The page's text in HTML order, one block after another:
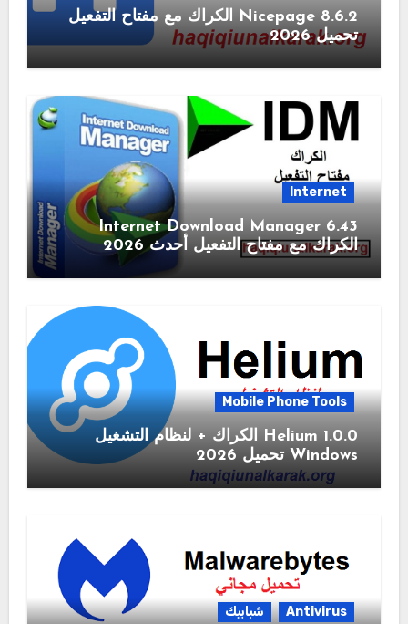
Nicepage 8.6.2 الكراك مع مفتاح التفعيل
تحميل 2026
Internet
6.43 Internet Download Manager
الكراك مع مفتاح التفعيل أحدث 2026
Mobile Phone Tools
1.0.0 Helium الكراك + لنظام التشغيل
Windows تحميل 2026
Antivirus شبابيك